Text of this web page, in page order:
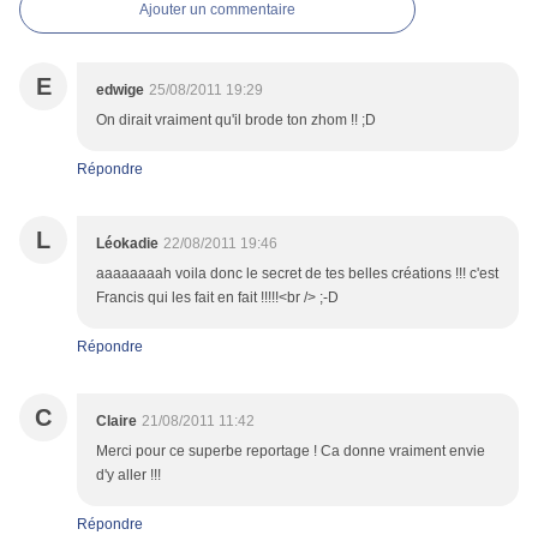
Ajouter un commentaire
E edwige 25/08/2011 19:29
On dirait vraiment qu'il brode ton zhom !! ;D
Répondre
L Léokadie 22/08/2011 19:46
aaaaaaaah voila donc le secret de tes belles créations !!! c'est
Francis qui les fait en fait !!!!!<br /> ;-D
Répondre
C Claire 21/08/2011 11:42
Merci pour ce superbe reportage ! Ca donne vraiment envie
d'y aller !!!
Répondre